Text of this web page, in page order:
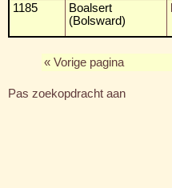
1185
Boalsert
(Bolsward)
« Vorige pagina
Pas zoekopdracht aan